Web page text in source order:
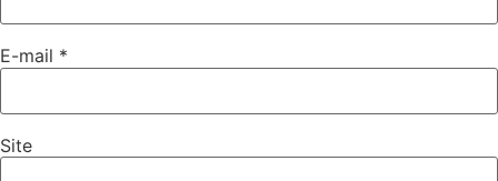
E-mail *
Site